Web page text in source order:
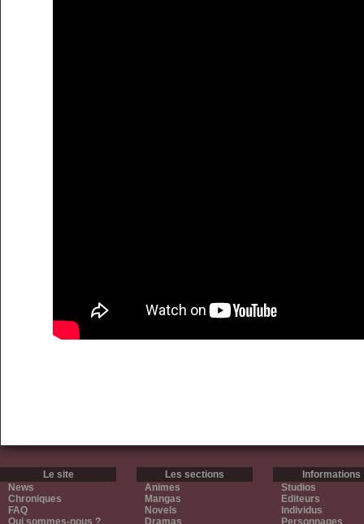
Le site
News
Chroniques
FAQ
Qui sommes-nous ?
Les sections
Animes
Mangas
Novels
Dramas
Informations
Studios
Editeurs
Individus
Personnages